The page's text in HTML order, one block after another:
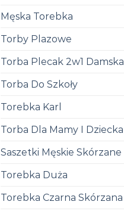
Męska Torebka
Torby Plazowe
Torba Plecak 2w1 Damska
Torba Do Szkoły
Torebka Karl
Torba Dla Mamy I Dziecka
Saszetki Męskie Skórzane
Torebka Duża
Torebka Czarna Skórzana